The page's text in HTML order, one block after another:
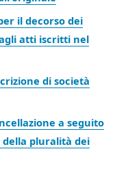
il decorso dei
atti iscritti nel
di società
a seguito
pluralità dei